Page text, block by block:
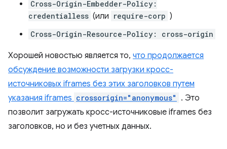
Cross-Origin-Embedder-Policy:
credentialless (или require-corp )
Cross-Origin-Resource-Policy: cross-origin
Хорошей новостью является то, что продолжается
обсуждение возможности загрузки кросс-
источниковых iframes без этих заголовков путем
указания iframes crossorigin="anonymous"
. Это
позволит загружать кросс-источниковые iframes без
заголовков, но и без учетных данных.